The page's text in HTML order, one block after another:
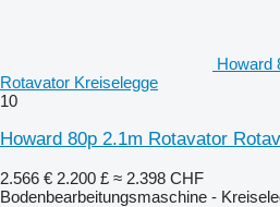
Howard
Rotavator Kreiselegge
10
Howard 80p 2.1m Rotavator
2.566 € 2.200 £ ≈ 2.398 CHF
Bodenbearbeitungsmaschine -